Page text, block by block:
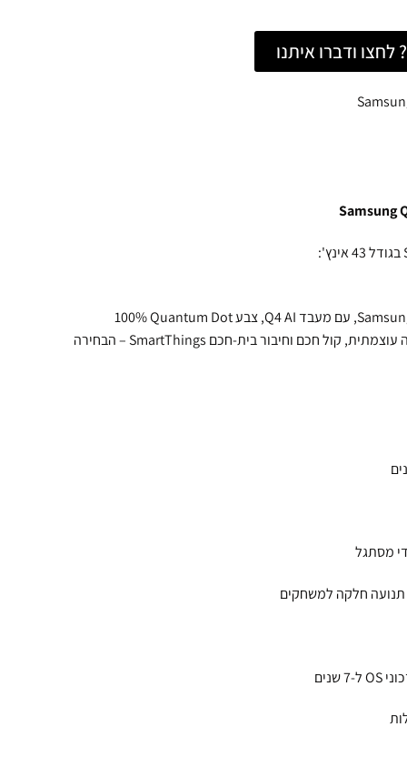
ודברו איתנו
טלוויזיית Samsung QE43Q7F ‎43″‎ QLED 4K Vision AI, עם מעבד Q4 AI, צבע ‎100%‎ Quantum Dot
ואבטחת Samsung Knox, מספקת חוויית צפייה עוצמתית, קול חכם וחיבור בית‑חכם SmartThings – הבחירה